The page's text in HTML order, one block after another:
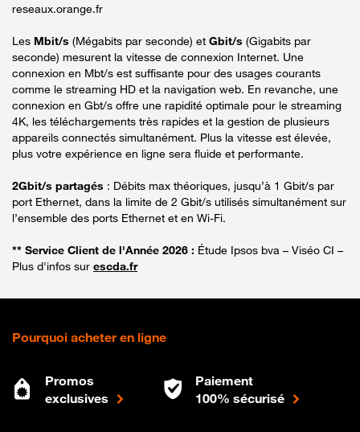
reseaux.orange.fr
Les Mbit/s (Mégabits par seconde) et Gbit/s (Gigabits par
seconde) mesurent la vitesse de connexion Internet. Une
connexion en Mbt/s est suffisante pour des usages courants
comme le streaming HD et la navigation web. En revanche, une
connexion en Gbt/s offre une rapidité optimale pour le streaming
4K, les téléchargements très rapides et la gestion de plusieurs
appareils connectés simultanément. Plus la vitesse est élevée,
plus votre expérience en ligne sera fluide et performante.
2Gbit/s partagés : Débits max théoriques, jusqu’à 1 Gbit/s par
port Ethernet, dans la limite de 2 Gbit/s utilisés simultanément sur
l’ensemble des ports Ethernet et en Wi-Fi.
** Service Client de l'Année 2026 : Étude Ipsos bva – Viséo CI –
Plus d'infos sur escda.fr
Pourquoi acheter en ligne
Promos
exclusives
Paiement
100% sécurisé